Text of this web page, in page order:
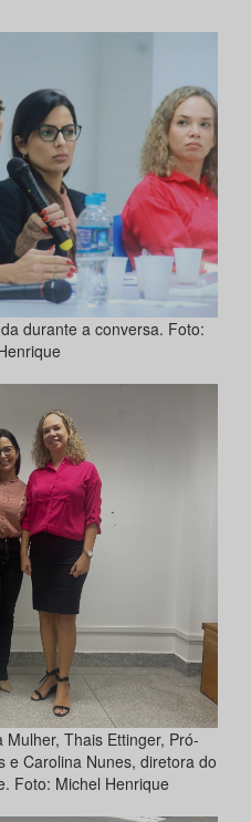
durante a conversa. Foto:
Thais Ettinger, Pró-
e Carolina Nunes, diretora do
Foto: Michel Henrique